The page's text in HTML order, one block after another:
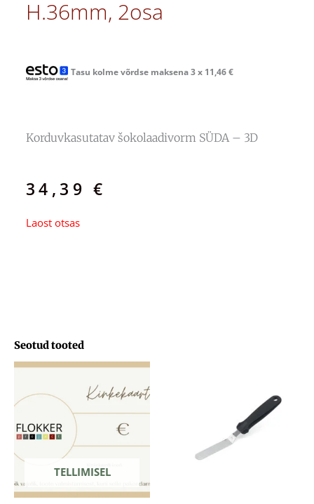
H.36mm, 2osa
Tasu kolme võrdse maksena 3 x 11,46€
Korduvkasutatav šokolaadivorm SÜDA – 3D
34,39€
Laost otsas
Seotud tooted
TELLIMISEL
Hinnavahemik:
kuni
103,33 €